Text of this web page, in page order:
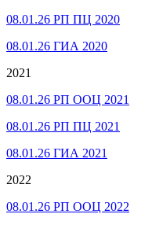
08.01.26 РП ПЦ 2020
08.01.26 ГИА 2020
2021
08.01.26 РП ООЦ 2021
08.01.26 РП ПЦ 2021
08.01.26 ГИА 2021
2022
08.01.26 РП ООЦ 2022